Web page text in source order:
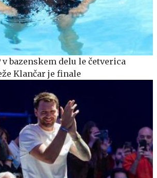
v bazenskem delu le četverica
Klančar je finale